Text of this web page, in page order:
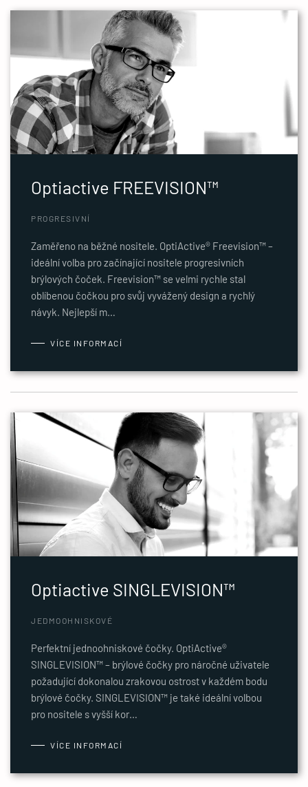
Optiactive FREEVISION™
PROGRESIVNÍ
Zaměřeno na běžné nositele. OptiActive® Freevision™ –
ideální volba pro začínající nositele progresivních
brýlových čoček. Freevision™ se velmi rychle stal
oblíbenou čočkou pro svůj vyvážený design a rychlý
návyk. Nejlepší m…
VÍCE INFORMACÍ
Optiactive SINGLEVISION™
JEDMOOHNISKOVÉ
Perfektní jednoohniskové čočky. OptiActive®
SINGLEVISION™ – brýlové čočky pro náročné uživatele
požadující dokonalou zrakovou ostrost v každém bodu
brýlové čočky. SINGLEVISION™ je také ideální volbou
pro nositele s vyšší kor…
VÍCE INFORMACÍ